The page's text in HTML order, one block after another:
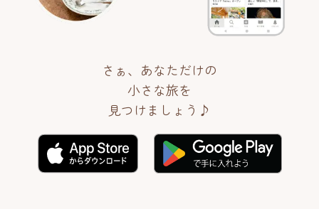
さぁ、あなただけの
小さな旅を
見つけましょう♪